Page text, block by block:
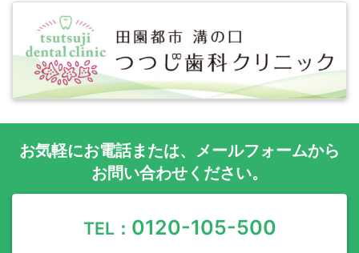
お気軽にお電話または、 メールフォームから
お問い合わせください。
TEL： 0120-105-500